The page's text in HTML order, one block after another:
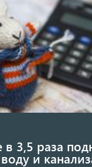
в 3,5 раза
и